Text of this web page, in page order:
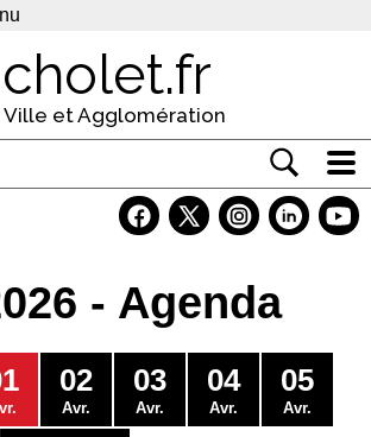
cookies
cholet.fr
Ville et Agglomération
- Agenda
02
Avr.
03
Avr.
04
Avr.
05
Avr.